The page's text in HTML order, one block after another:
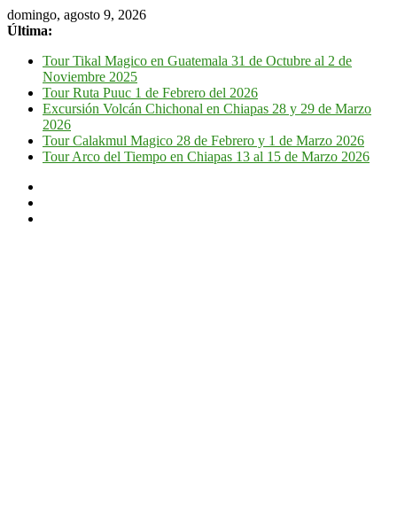
domingo, agosto 9, 2026
Última:
Tour Tikal Magico en Guatemala 31 de Octubre al 2 de
Noviembre 2025
Tour Ruta Puuc 1 de Febrero del 2026
Excursión Volcán Chichonal en Chiapas 28 y 29 de Marzo
2026
Tour Calakmul Magico 28 de Febrero y 1 de Marzo 2026
Tour Arco del Tiempo en Chiapas 13 al 15 de Marzo 2026